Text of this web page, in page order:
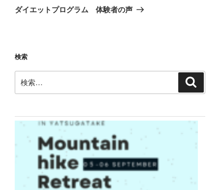
ゲ
ン
の
ダイエットプログラム 体験者の声
検索
索: